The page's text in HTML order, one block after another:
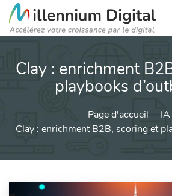
Clay : enrichment
playbooks
Page d'accueil
IA
Clay : enrichment B2B, scoring et